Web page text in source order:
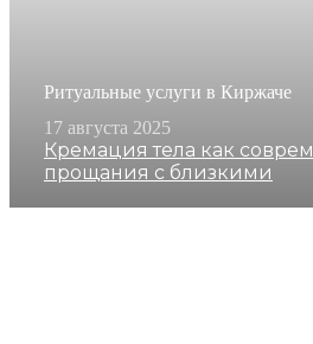
Ритуальные услуги в Киржаче
17 августа 2025
Кремация тела как
прощания с близкими